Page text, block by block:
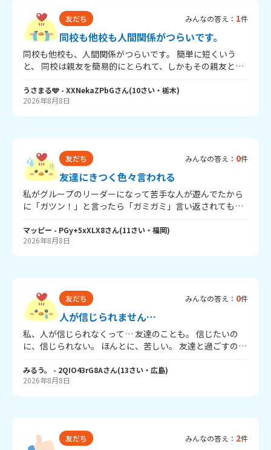
はもういいや、という気持ちになっています。 AとBからそ
れぞれ遊びに誘われることがありますが、最近は断ってい
ます。以前Aから「2人で遊ばない？」と誘われ、2人なら
いいと思って遊ぶことにしたのですが、当日に突然「今日
Bも来るから！」と言われたこともありました。 今は、Aと
Bのほうが仲が良いなら、私は無理に3人でいようとせず、
距離を置こうかなと思っています。ただ、自分の対応がこ
れでいいのか分からず、相談したいです。
友だち みんなの答え： 1件
同校も他校も人間関係がつらいです。
同校も他校も、人間関係がつらいです。 簡単に短くいう
と、 同校は親友を簡易的にとられて、しかもその親友と、
っとじゃれて終わったりします。 すごいベタベタされて
も、親友は拒まず私のことを忘れます。 別のグループに行
す。 でもこう言っといて譲れません。 あと、大親友の妹か
らすっごい執着されてます。 もうどうすればいいのかわか
んなくて、 同校の友達には「クラスメイトに戻ってほし
い」と言うつもりです。 他の子との関わりも難しくて、も
うつかれました。 訊くことも何もないですが、 私はどうし
たらいいのでしょうか。 長文すみませんでした。
うさまる🩵 - XXNekaZPbGさん(10さい・ 栃木)
2026年8月8日
友だち みんなの答え： 0件
友達にきつく色々言われる
私がグループのリーダーになって苦手な人が遊んでたから
に「ガツン！」と言ったら「ガミガミ」言い返されてもう
私が悪いみたいになります。どうすればいいんですか。
マッピー - PGy+5xXLX8さん(11さい・ 福岡)
2026年8月8日
友だち みんなの答え： 0件
人が信じられません…
私、人が信じられなくって… 友達のことも。 信じたいの
に、信じられない。 ほんとに、苦しい。 友達と過ごすのは
の中で「私は嫌われてるのかも。」「本当は嫌々付き合っ
てくれてるのかも。」ってずっと考えちゃう。 仲間外れと
仲良しグループの中にいたんだけど、ある日突然仲間外れ
とか、無視とかされて…。 それから少し経った後、新しい
みるう。 - 2QIO43rG8Aさん(13さい・ 広島)
2026年8月8日
友だち みんなの答え： 2件